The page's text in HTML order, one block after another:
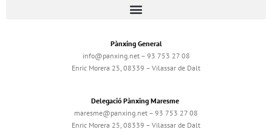
Pànxing General
info@panxing.net – 93 753 27 08
Enric Morera 25, 08339 – Vilassar de Dalt
Delegació Pànxing Maresme
maresme@panxing.net – 93 753 27 08
Enric Morera 25, 08339 – Vilassar de Dalt